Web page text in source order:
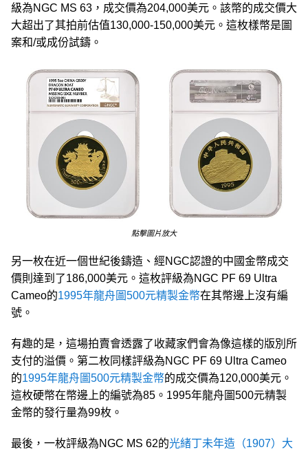
級為NGC MS 63，成交價為204,000美元。該幣的成交價大
大超出了其拍前估值130,000-150,000美元。這枚樣幣是圖
案和/或成份試鑄。
點擊圖片放大
另一枚在近一個世紀後鑄造、經NGC認證的中國金幣成交
價則達到了186,000美元。這枚評級為NGC PF 69 Ultra
Cameo的1995年龍舟圖500元精製金幣在其幣邊上沒有編
號 。
有趣的是，這場拍賣會透露了收藏家們會為像這樣的版別所
支付的溢價。第二枚同樣評級為NGC PF 69 Ultra Cameo
的1995年龍舟圖500元精製金幣的成交價為120,000美元。
這枚硬幣在幣邊上的編號為85。1995年龍舟圖500元精製
金幣的發行量為99枚。
最後，一枚評級為NGC MS 62的光緒丁未年造（1907）大